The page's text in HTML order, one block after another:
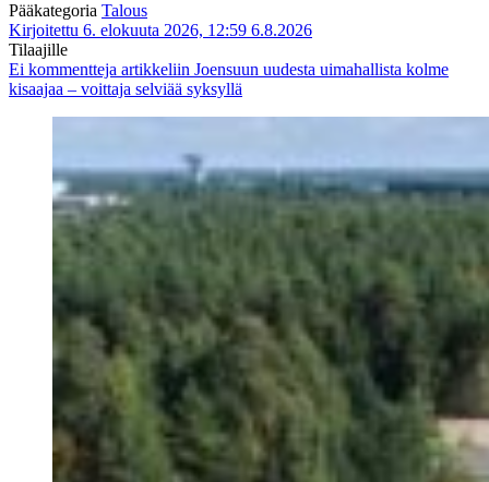
Pääkategoria Talous
Kirjoitettu 6. elokuuta 2026, 12:59 6.8.2026
Tilaajille
Ei kommentteja artikkeliin Joensuun uudesta uimahallista kolme
kisaajaa – voittaja selviää syksyllä